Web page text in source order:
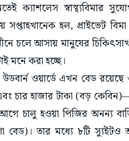
ক্যাশলেস স্বাস্থ্যবিমার
সপ্তাহখানেক হল, প্রাইভেট
চলে আসায় মানুষের
মনে করা হচ্ছে।
উডবার্ন ওয়ার্ডে এখন বেড
চার হাজার টাকা (বড়
চালু হওয়া পিজির অনন্য
বেড)। তার মধ্যে ৮টি